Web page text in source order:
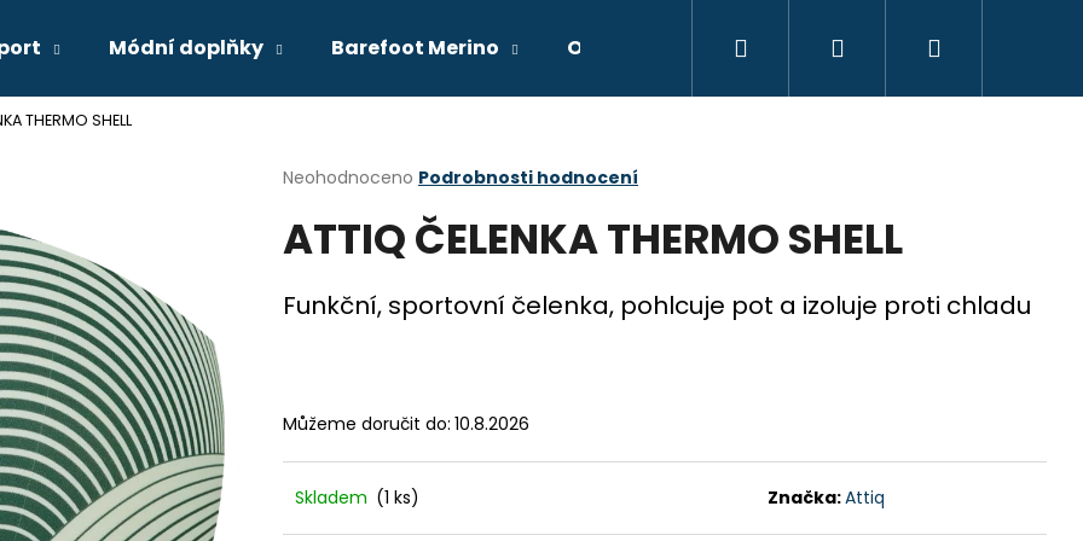
Módní doplňky Barefoot Merino Obchodní podmínky Kontakty
Přihlášení
THERMO SHELL
Průměrné
produktu
je
z
5
Neohodnoceno Podrobnosti hodnocení
ATTIQ ČELENKA THERMO SHELL
Funkční, sportovní čelenka, pohlcuje pot a izoluje proti chladu
Můžeme doručit do: 10.8.2026
Skladem (1 ks) Značka:Attiq
Co potřebujete najít?
HLEDAT
Doporučujeme